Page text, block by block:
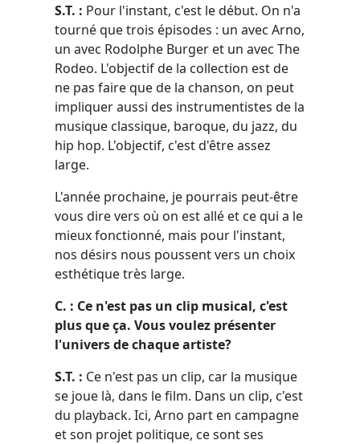
S.T. : Pour l'instant, c'est le début. On n'a
tourné que trois épisodes : un avec Arno,
un avec Rodolphe Burger et un avec The
Rodeo. L'objectif de la collection est de
ne pas faire que de la chanson, on peut
impliquer aussi des instrumentistes de la
musique classique, baroque, du jazz, du
hip hop. L'objectif, c'est d'être assez
large.
L'année prochaine, je pourrais peut-être
vous dire vers où on est allé et ce qui a le
mieux fonctionné, mais pour l'instant,
nos désirs nous poussent vers un choix
esthétique très large.
C. : Ce n'est pas un clip musical, c'est
plus que ça. Vous voulez présenter
l'univers de chaque artiste?
S.T. : Ce n'est pas un clip, car la musique
se joue là, dans le film. Dans un clip, c'est
du playback. Ici, Arno part en campagne
et son projet politique, ce sont ses